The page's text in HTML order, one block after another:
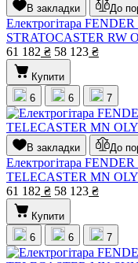
В закладки До
Електрогітара
STRATOCASTER RW
61 182 ₴ 58 123 ₴
Купити
6
6 7
В закладки До
Електрогітара
TELECASTER MN
61 182 ₴ 58 123 ₴
Купити
6
6 7